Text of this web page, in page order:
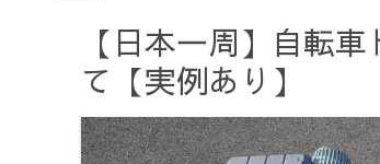
【日本一周】自転
て【実例あり】